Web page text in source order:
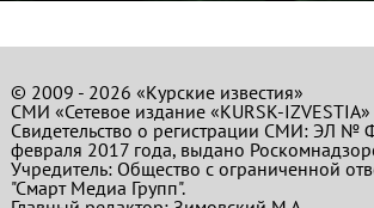
© 2009 - 2026 «Курские известия»
СМИ «Сетевое издание «KURSK-IZVESTIA»
Свидетельство о регистрации СМИ: ЭЛ №
февраля 2017 года, выдано
Учредитель: Общество с ограниченной
"Смарт Медиа Групп".